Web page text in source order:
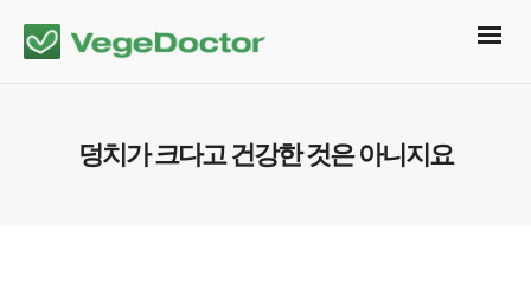
덩치가 크다고 건강한 것은 아니지요